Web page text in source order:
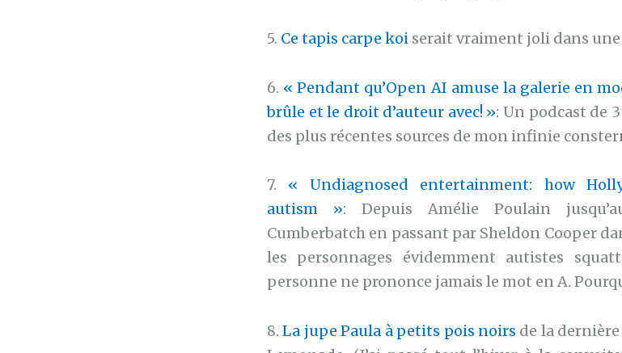
5. Ce tapis carpe koi serait vraiment joli dans une
6. « Pendant qu’Open AI amuse la galerie en
brûle et le droit d’auteur avec! »: Un podcast de
des plus récentes sources de mon infinie
7. « Undiagnosed entertainment: how
autism »: Depuis Amélie Poulain
Cumberbatch en passant par Sheldon Cooper
les personnages évidemment autistes
personne ne prononce jamais le mot en A.
8.La jupe Paula à petits pois noirs de la